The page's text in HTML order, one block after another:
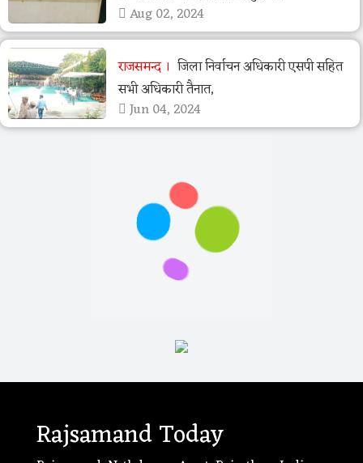
Aug 02, 2024
राजसमन्द
जिला निर्वाचन अधिकारी एसपी सहित
सभी अधिकारी तैनात,
Jun 04, 2024
Rajsamand Today